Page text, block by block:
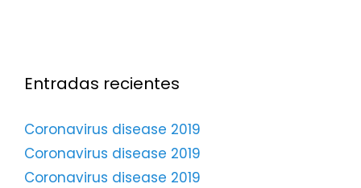
Entradas recientes
Coronavirus disease 2019
Coronavirus disease 2019
Coronavirus disease 2019